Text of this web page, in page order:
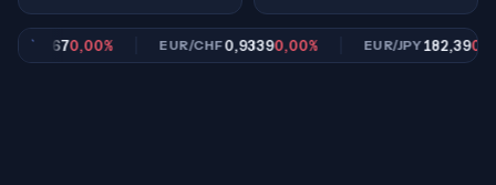
0,8567 0,00% EUR/CHF0,93390,00% EUR/JPY182,390,00%